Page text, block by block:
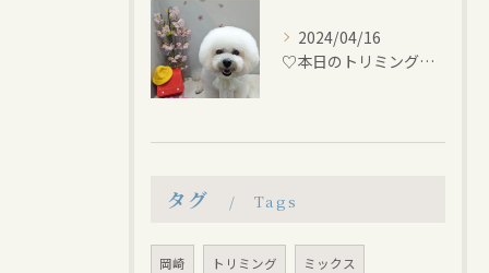
2024/04/16
♡本日のトリミング♡⁠~岡崎トリミングサロン~
タグ Tags
岡崎 トリミング ミックス